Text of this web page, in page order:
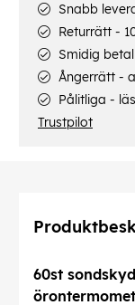
Snabb
Returrätt -
Smidig
Ångerrätt -
Pålitliga -
Trustpilot
60st